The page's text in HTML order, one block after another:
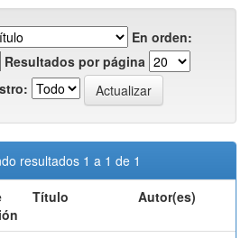
En orden:
Resultados por página
resultados 1 a 1 de 1
Título Autor(es)